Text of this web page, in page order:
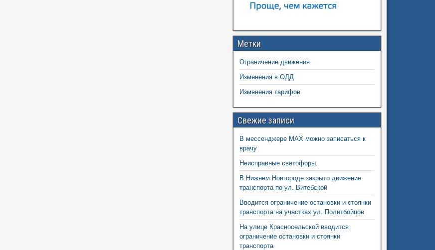
Метки
Ограничение движения
Изменения в ОДД
Изменения тарифов
Свежие записи
В мессенджере MAX можно записаться к
врачу
Неисправные светофоры.
В Нижнем Новгороде закрыто движение
транспорта по ул. Витебской
Вводится ограничение остановки и стоянки
транспорта на участках ул. Политбойцов
На улице Красносельской вводится
ограничение остановки и стоянки
транспорта